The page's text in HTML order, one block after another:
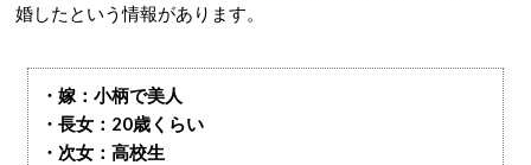
婚したという情報があります。
・嫁：小柄で美人
・長女：20歳くらい
・次女：高校生